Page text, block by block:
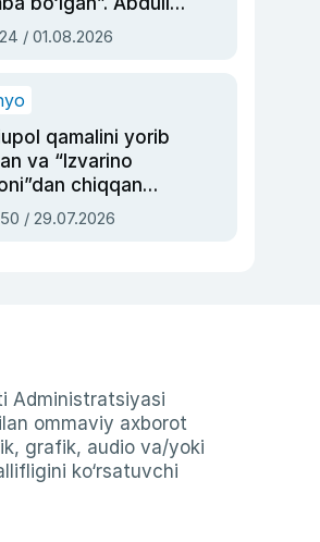
siyosiy
asrab
/ 01.08.2026
qamalini yorib
va “Izvarino
chiqqan
— Ukraina
bosh
/ 29.07.2026
Administratsiyasi
ommaviy axborot
grafik, audio va/yoki
ko‘rsatuvchi